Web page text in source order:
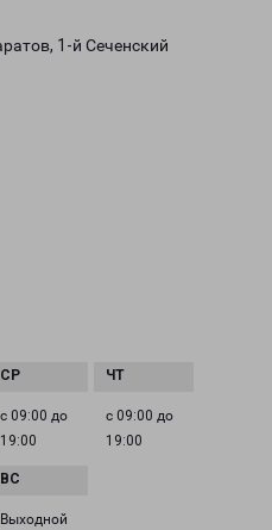
1-й Сеченский
с 09:00 до
19:00
с 09:00 до
19:00
Выходной